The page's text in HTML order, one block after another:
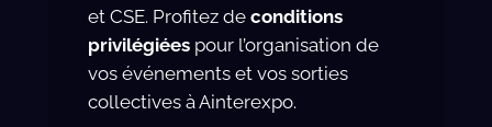
et CSE. Profitez de conditions
privilégiéespour l’organisation de
vos événements et vos sorties
collectives à Ainterexpo.